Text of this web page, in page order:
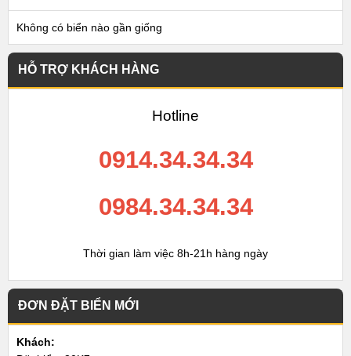
Không có biển nào gần giống
HỖ TRỢ KHÁCH HÀNG
Hotline
0914.34.34.34
0984.34.34.34
Thời gian làm việc 8h-21h hàng ngày
ĐƠN ĐẶT BIỂN MỚI
Khách: